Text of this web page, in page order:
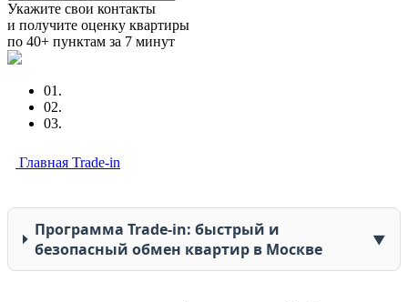
Укажите свои контакты
и получите оценку квартиры
по 40+ пунктам за 7 минут
01.
02.
03.
Главная Trade-in
Программа Trade-in: быстрый и
безопасный обмен квартир в Москве
▼